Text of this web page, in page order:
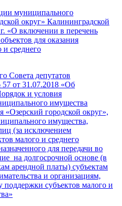
муниципального
округ» Калининградской
«О включении в перечень
для оказания
и среднего
Совета депутатов
от 31.07.2018 «Об
и условия
имущества
«Озерский городской округ»,
имущества,
(за исключением
малого и среднего
для передачи во
на долгосрочной основе (в
арендной платы) субъектам
и организациям,
субъектов малого и